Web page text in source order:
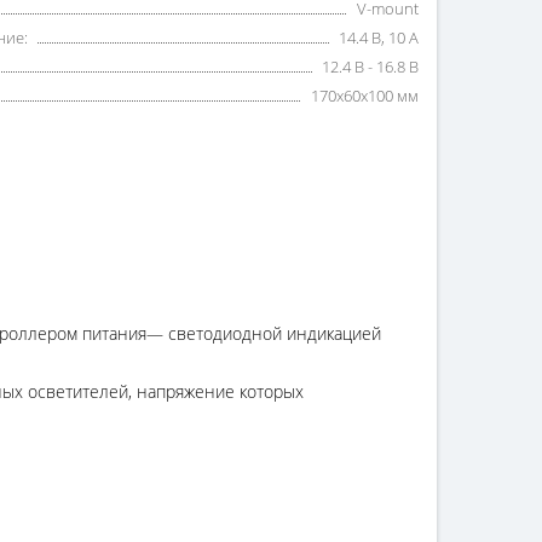
V-mount
14.4 В, 10 А
12.4 В - 16.8 В
170x60x100 мм
питания— светодиодной индикацией
осветителей, напряжение которых